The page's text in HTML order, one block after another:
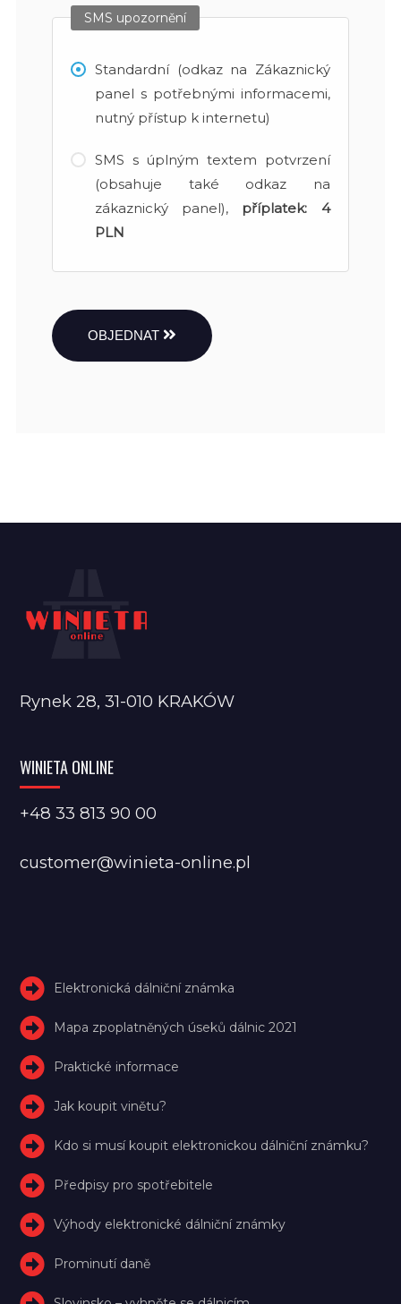
SMS upozornění
Standardní (odkaz na Zákaznický
panel s potřebnými informacemi,
nutný přístup k internetu)
SMS s úplným textem potvrzení
(obsahuje také odkaz na
zákaznický panel), příplatek: 4
PLN
OBJEDNAT
Rynek 28, 31-010 KRAKÓW
WINIETA ONLINE
+48 33 813 90 00
customer@winieta-online.pl
Elektronická dálniční známka
Mapa zpoplatněných úseků dálnic 2021
Praktické informace
Jak koupit vinětu?
Kdo si musí koupit elektronickou dálniční známku?
Předpisy pro spotřebitele
Výhody elektronické dálniční známky
Prominutí daně